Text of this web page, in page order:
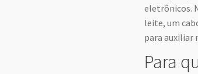
eletrônicos.
leite, um
para auxiliar
Para